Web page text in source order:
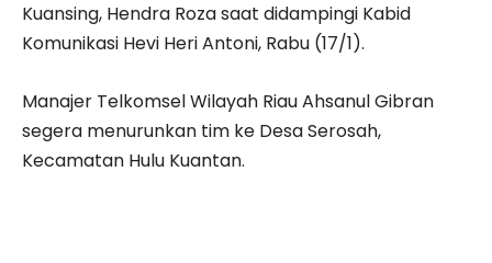
Kuansing, Hendra Roza saat didampingi Kabid
Komunikasi Hevi Heri Antoni, Rabu (17/1).
Manajer Telkomsel Wilayah Riau Ahsanul Gibran
segera menurunkan tim ke Desa Serosah,
Kecamatan Hulu Kuantan.